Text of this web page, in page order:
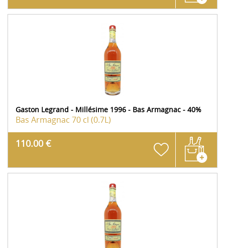
Gaston Legrand - Millésime 1996 - Bas Armagnac - 40%
Bas Armagnac 70 cl (0.7L)
110.00 €